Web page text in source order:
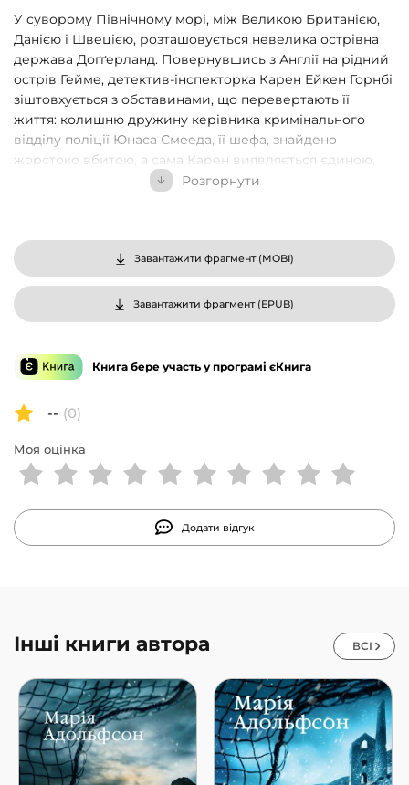
У суворому Північному морі, між Великою Британією,
Данією і Швецією, розташовується невелика острівна
держава Доґґерланд. Повернувшись з Англії на рідний
острів Гейме, детектив-інспекторка Карен Ейкен Горнбі
зіштовхується з обставинами, що перевертають її
життя: колишню дружину керівника кримінального
відділу поліції Юнаса Смееда, її шефа, знайдено
жорстоко вбитою, а сама Карен виявляється єдиною,
хто може підтвердити його алібі. У пошуках убивці,
дізнається, що правда є настільки складною і химерною,
що навіть їй, досвідченій поліцейській, важко уявити її
у всій повноті.
Розгорнути
Завантажити фрагмент (MOBI)
Завантажити фрагмент (EPUB)
Книга бере участь у програмі єКнига
-- (0)
Моя оцінка
Додати відгук
Інші книги автора ВСІ